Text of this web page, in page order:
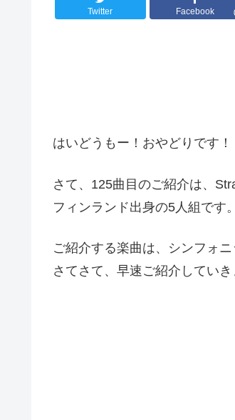
Twitter Facebook
はいどうもー！おやどりです！
さて、125曲目のご紹介は、
フィンランド出身の5人組です
ご紹介する楽曲は、シンフォ
さてさて、早速ご紹介していき